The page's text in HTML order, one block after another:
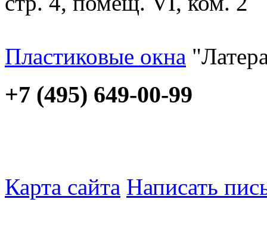
Пластиковые окна
+7 (495) 649-00-99
Карта сайта Написать